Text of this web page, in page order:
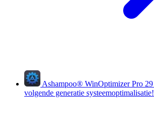
Ashampoo® WinOptimizer Pro 29
volgende generatie systeemoptimalisatie!